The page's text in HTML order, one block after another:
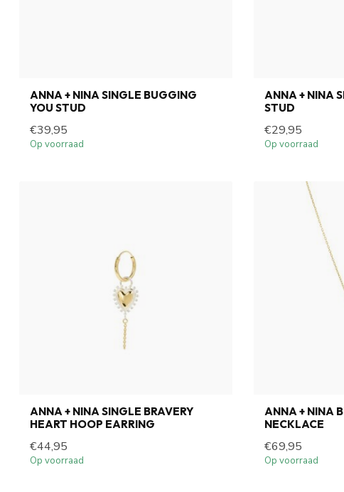
ANNA + NINA SINGLE BUGGING
YOU STUD
€39,95
Op voorraad
ANNA + NINA
STUD
€29,95
Op voorraad
ANNA + NINA SINGLE BRAVERY
HEART HOOP EARRING
€44,95
Op voorraad
ANNA + NINA
NECKLACE
€69,95
Op voorraad